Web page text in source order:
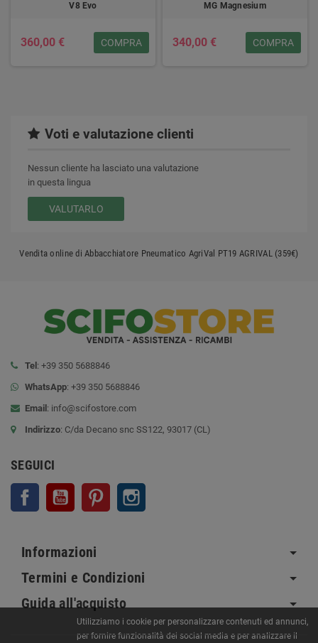
V8 Evo
360,00 € COMPRA
MG Magnesium
340,00 € COMPRA
Voti e valutazione clienti
Nessun cliente ha lasciato una valutazione
in questa lingua
VALUTARLO
Vendita online di Abbacchiatore Pneumatico AgriVal PT19 AGRIVAL (359€)
Tel: +39 350 5688846
WhatsApp: +39 350 5688846
Email: info@scifostore.com
Indirizzo: C/da Decano snc SS122, 93017 (CL)
SEGUICI
Facebook YouTube Pinterest
Informazioni
Termini e Condizioni
Guida all'acquisto
Utilizziamo i cookie per personalizzare contenuti ed annunci,
per fornire funzionalità dei social media e per analizzare il